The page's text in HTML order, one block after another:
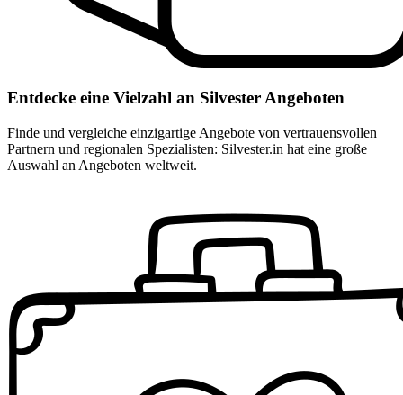
Entdecke eine Vielzahl an Silvester Angeboten
Finde und vergleiche einzigartige Angebote von vertrauensvollen
Partnern und regionalen Spezialisten: Silvester.in hat eine große
Auswahl an Angeboten weltweit.